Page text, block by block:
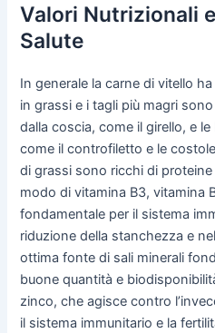
Valori Nutrizionali
Salute
In generale la carne di vitello
in grassi e i tagli più magri
dalla coscia, come il girello, e
come il controfiletto e le
di grassi sono ricchi di
modo di vitamina B3, vitamina
fondamentale per il sistema
riduzione della stanchezza e
ottima fonte di sali minerali
buone quantità e
zinco, che agisce contro
il sistema immunitario e la